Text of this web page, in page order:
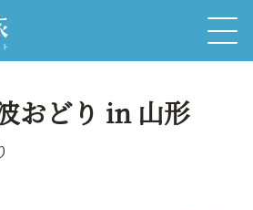
おどり in 山形